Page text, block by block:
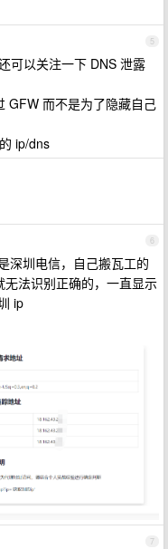
5
可以关注一下 DNS 泄露
GFW 而不是为了隐藏自己
ip/dns
6
深圳电信，自己搬瓦工的
法识别正确的，一直显示
ip
7